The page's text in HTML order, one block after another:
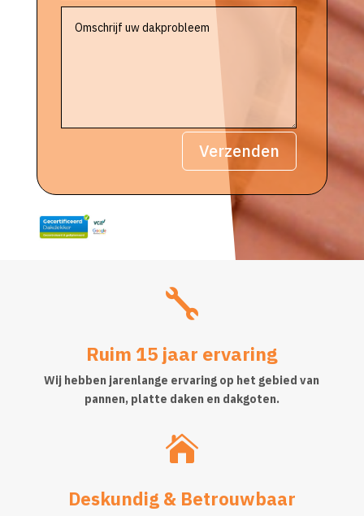
Verzenden

Ruim 15 jaar ervaring
Wij hebben jarenlange ervaring op het gebied van
pannen, platte daken en dakgoten.

Deskundig & Betrouwbaar